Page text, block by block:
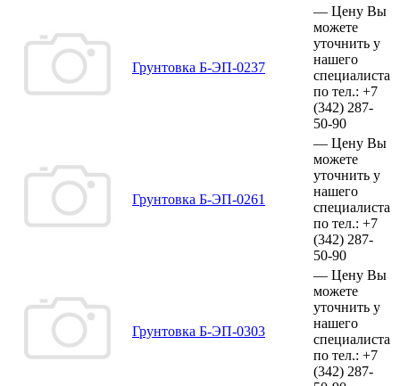
Грунтовка Б-ЭП-0237
— Цену Вы
можете
уточнить у
нашего
специалиста
по тел.: +7
(342) 287-
50-90
Грунтовка Б-ЭП-0261
— Цену Вы
можете
уточнить у
нашего
специалиста
по тел.: +7
(342) 287-
50-90
Грунтовка Б-ЭП-0303
— Цену Вы
можете
уточнить у
нашего
специалиста
по тел.: +7
(342) 287-